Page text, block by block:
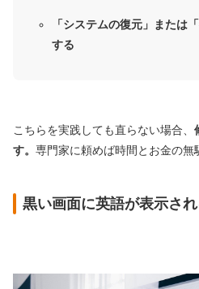
「システムの復元」または
する
こちらを実践しても直らない場合、
す。 専門家に頼めば時間とお金の無
黒い画面に英語が表示さ